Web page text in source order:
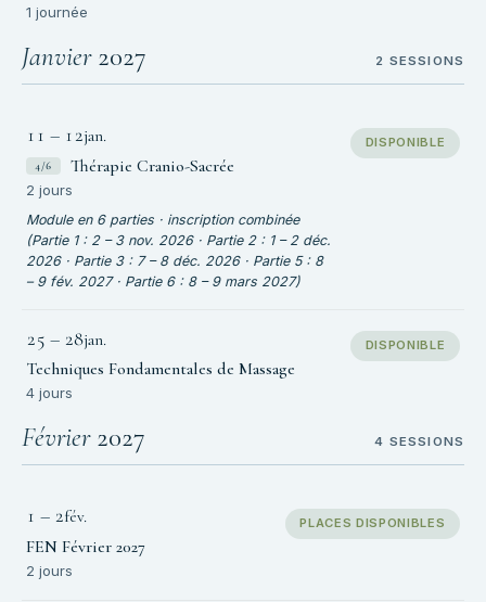
1 journée
Janvier2027 2 SESSIONS
11 – 12jan.
4/6 Thérapie Cranio-Sacrée
2 jours
Module en 6 parties · inscription combinée
(Partie 1 : 2 – 3 nov. 2026 · Partie 2 : 1 – 2 déc.
2026 · Partie 3 : 7 – 8 déc. 2026 · Partie 5 : 8
– 9 fév. 2027 · Partie 6 : 8 – 9 mars 2027)
DISPONIBLE
25 – 28jan.
Techniques Fondamentales de Massage
4 jours
DISPONIBLE
Février2027 4 SESSIONS
1 – 2fév.
FEN Février 2027
2 jours
PLACES DISPONIBLES